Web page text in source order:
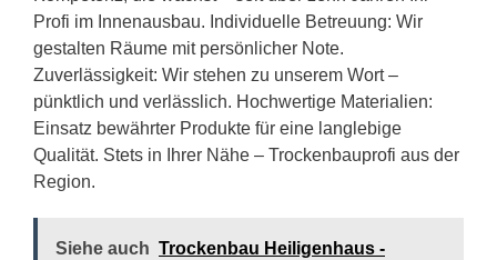
Profi im Innenausbau. Individuelle Betreuung: Wir
gestalten Räume mit persönlicher Note.
Zuverlässigkeit: Wir stehen zu unserem Wort –
pünktlich und verlässlich. Hochwertige Materialien:
Einsatz bewährter Produkte für eine langlebige
Qualität. Stets in Ihrer Nähe – Trockenbauprofi aus der
Region.
Siehe auch Trockenbau Heiligenhaus -